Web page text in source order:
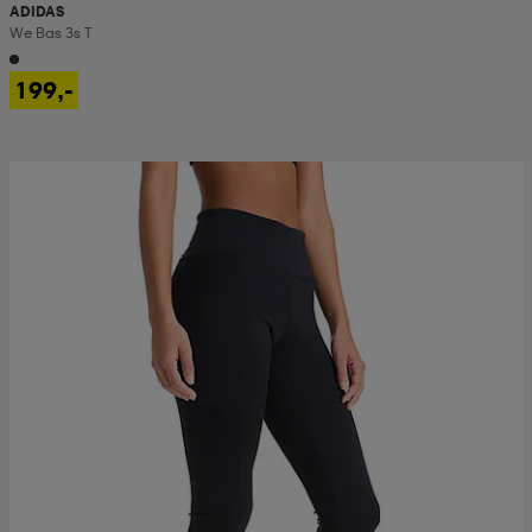
ADIDAS
We Bas 3s T
199,-